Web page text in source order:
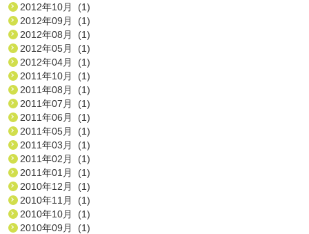
2012年10月 (1)
2012年09月 (1)
2012年08月 (1)
2012年05月 (1)
2012年04月 (1)
2011年10月 (1)
2011年08月 (1)
2011年07月 (1)
2011年06月 (1)
2011年05月 (1)
2011年03月 (1)
2011年02月 (1)
2011年01月 (1)
2010年12月 (1)
2010年11月 (1)
2010年10月 (1)
2010年09月 (1)